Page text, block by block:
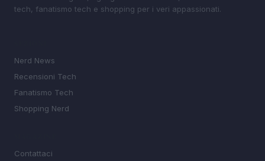
tech, fanatismo tech e shopping per i veri appassionati.
Nerd News
Recensioni Tech
Fanatismo Tech
Shopping Nerd
Contattaci